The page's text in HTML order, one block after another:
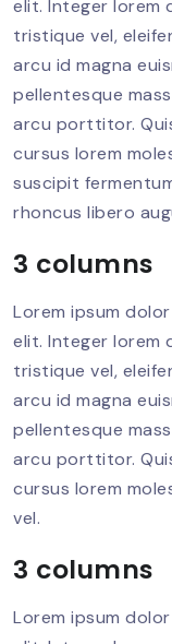
elit. Integer lorem
tristique vel,
arcu id magna
pellentesque
arcu porttitor.
cursus lorem
suscipit
rhoncus libero
3 columns
Lorem ipsum
elit. Integer lorem
tristique vel,
arcu id magna
pellentesque
arcu porttitor.
cursus lorem
vel.
3 columns
Lorem ipsum